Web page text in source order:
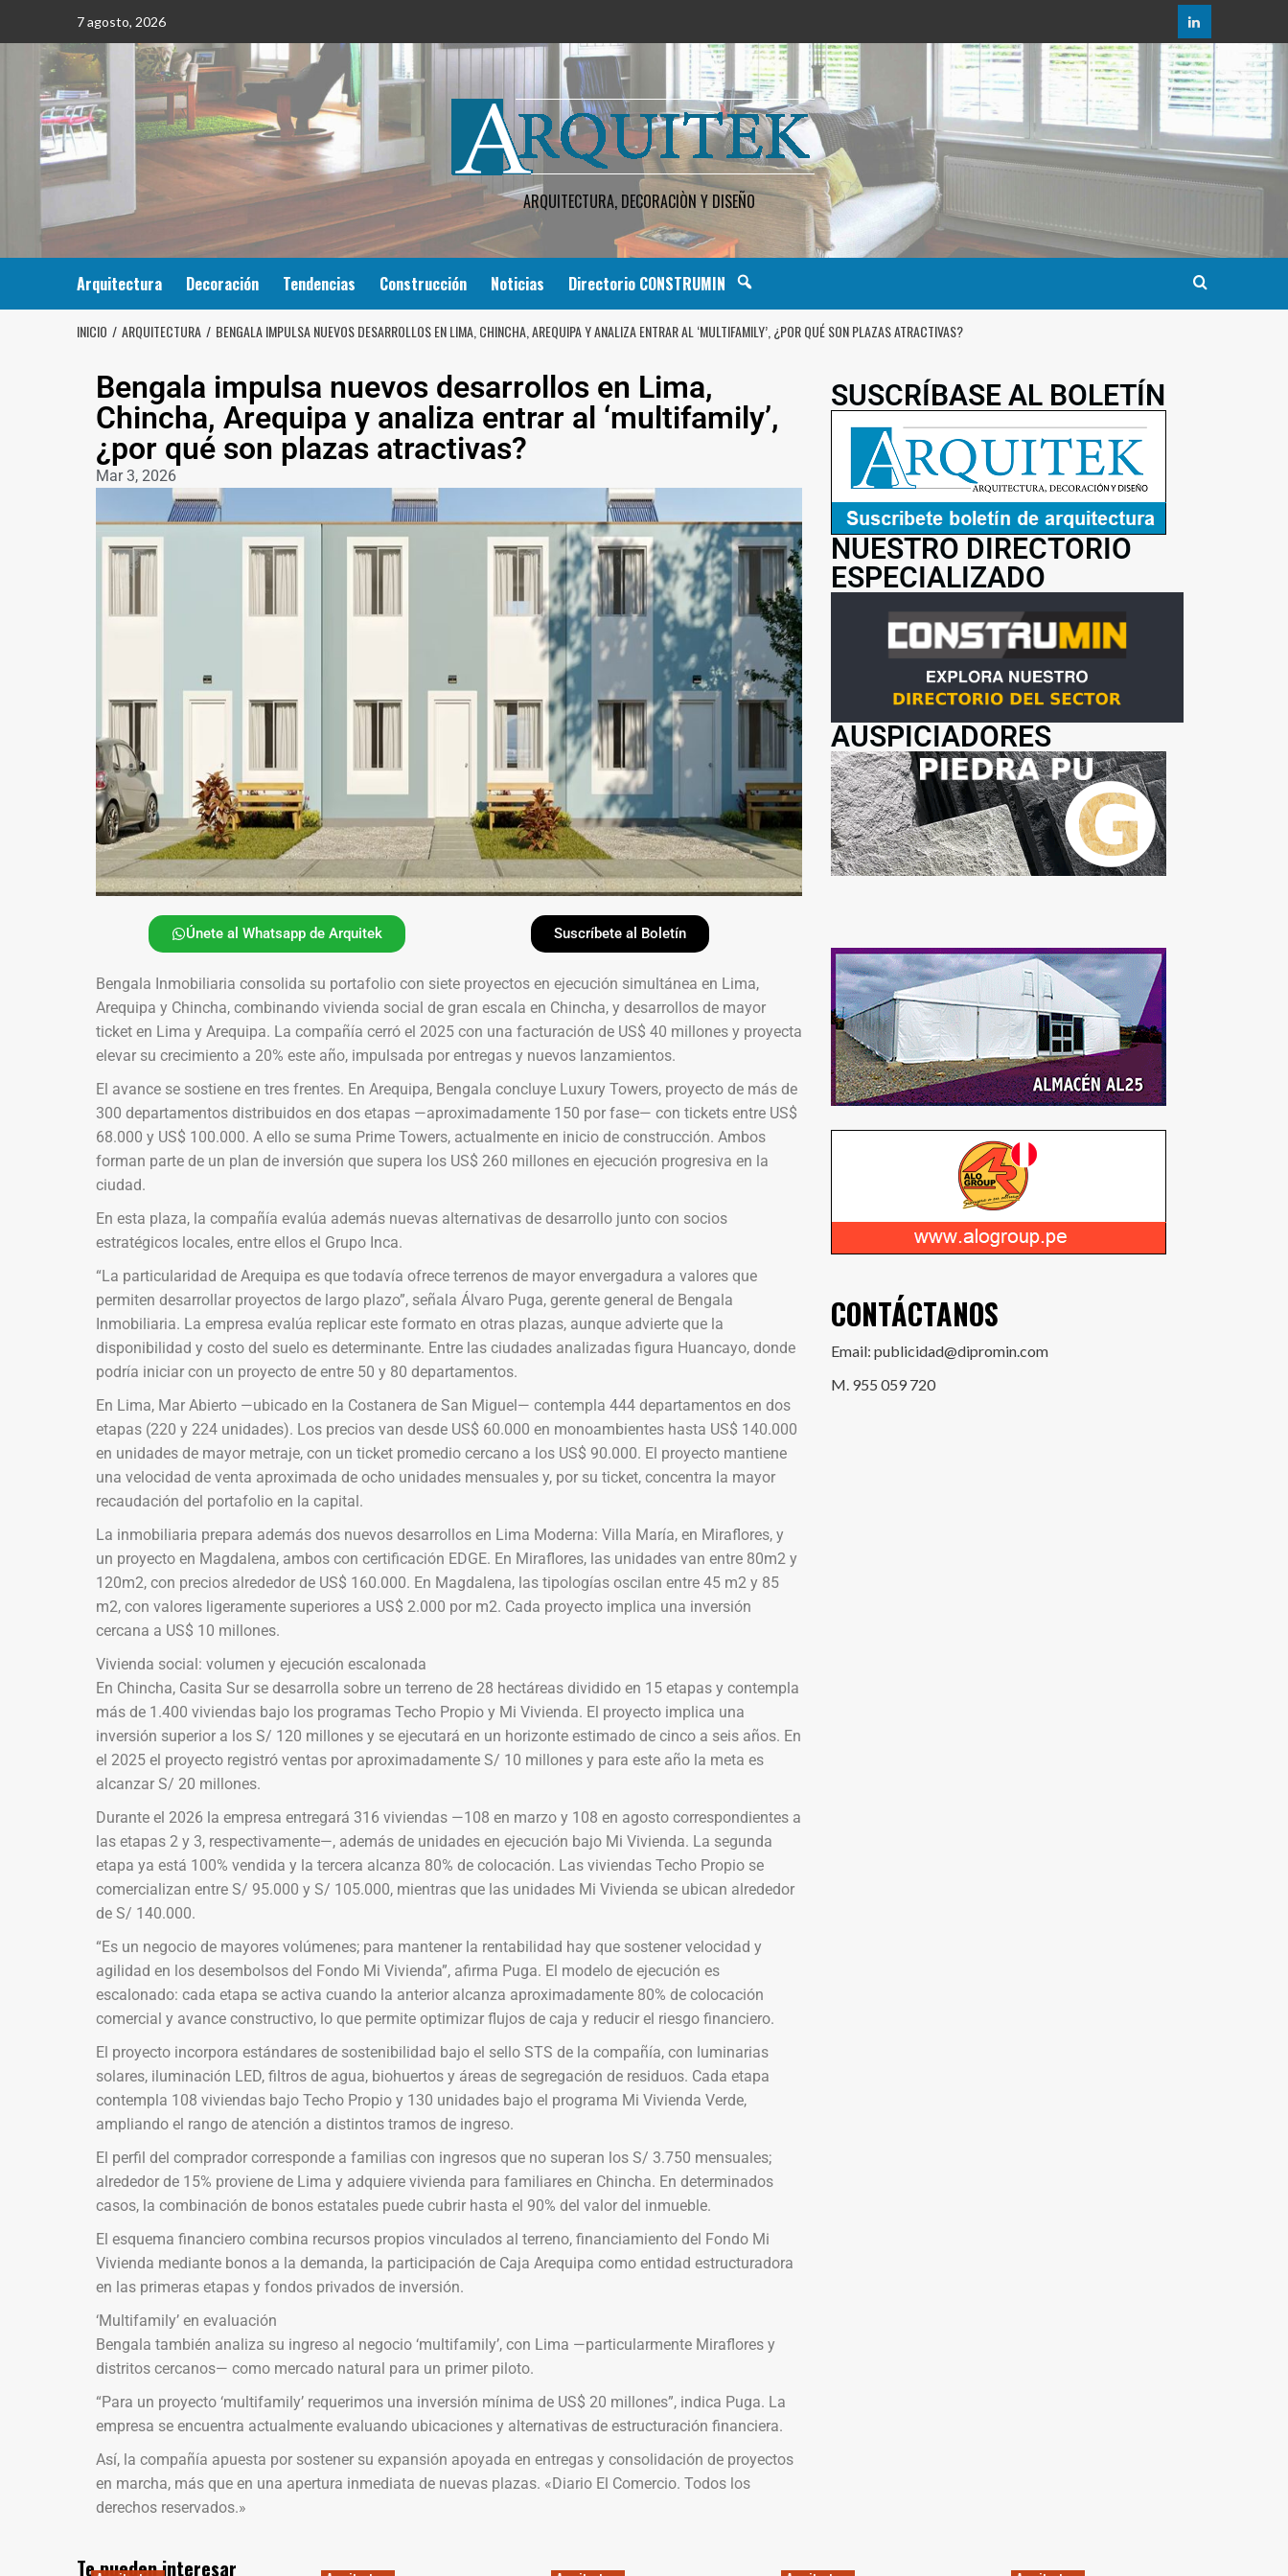
7 agosto, 2026
ARQUITECTURA, DECORACIÒN Y DISEÑO
Arquitectura Decoración Tendencias Construcción Noticias Directorio CONSTRUMIN
INICIO ARQUITECTURA BENGALA IMPULSA NUEVOS DESARROLLOS EN LIMA, CHINCHA, AREQUIPA Y ANALIZA ENTRAR AL ‘MULTIFAMILY’, ¿POR QUÉ SON PLAZAS ATRACTIVAS?
Bengala impulsa nuevos desarrollos en Lima,
Chincha, Arequipa y analiza entrar al ‘multifamily’,
¿por qué son plazas atractivas?
Mar 3, 2026
Únete al Whatsapp de Arquitek Suscríbete al Boletín
Bengala Inmobiliaria consolida su portafolio con siete proyectos en ejecución simultánea en Lima,
Arequipa y Chincha, combinando vivienda social de gran escala en Chincha, y desarrollos de mayor
ticket en Lima y Arequipa. La compañía cerró el 2025 con una facturación de US$ 40 millones y proyecta
elevar su crecimiento a 20% este año, impulsada por entregas y nuevos lanzamientos.
El avance se sostiene en tres frentes. En Arequipa, Bengala concluye Luxury Towers, proyecto de más de
300 departamentos distribuidos en dos etapas —aproximadamente 150 por fase— con tickets entre US$
68.000 y US$ 100.000. A ello se suma Prime Towers, actualmente en inicio de construcción. Ambos
forman parte de un plan de inversión que supera los US$ 260 millones en ejecución progresiva en la
ciudad.
En esta plaza, la compañía evalúa además nuevas alternativas de desarrollo junto con socios
estratégicos locales, entre ellos el Grupo Inca.
“La particularidad de Arequipa es que todavía ofrece terrenos de mayor envergadura a valores que
permiten desarrollar proyectos de largo plazo”, señala Álvaro Puga, gerente general de Bengala
Inmobiliaria. La empresa evalúa replicar este formato en otras plazas, aunque advierte que la
disponibilidad y costo del suelo es determinante. Entre las ciudades analizadas figura Huancayo, donde
podría iniciar con un proyecto de entre 50 y 80 departamentos.
En Lima, Mar Abierto —ubicado en la Costanera de San Miguel— contempla 444 departamentos en dos
etapas (220 y 224 unidades). Los precios van desde US$ 60.000 en monoambientes hasta US$ 140.000
en unidades de mayor metraje, con un ticket promedio cercano a los US$ 90.000. El proyecto mantiene
una velocidad de venta aproximada de ocho unidades mensuales y, por su ticket, concentra la mayor
recaudación del portafolio en la capital.
La inmobiliaria prepara además dos nuevos desarrollos en Lima Moderna: Villa María, en Miraflores, y
un proyecto en Magdalena, ambos con certificación EDGE. En Miraflores, las unidades van entre 80m2 y
120m2, con precios alrededor de US$ 160.000. En Magdalena, las tipologías oscilan entre 45 m2 y 85
m2, con valores ligeramente superiores a US$ 2.000 por m2. Cada proyecto implica una inversión
cercana a US$ 10 millones.
Vivienda social: volumen y ejecución escalonada
En Chincha, Casita Sur se desarrolla sobre un terreno de 28 hectáreas dividido en 15 etapas y contempla
más de 1.400 viviendas bajo los programas Techo Propio y Mi Vivienda. El proyecto implica una
inversión superior a los S/ 120 millones y se ejecutará en un horizonte estimado de cinco a seis años. En
el 2025 el proyecto registró ventas por aproximadamente S/ 10 millones y para este año la meta es
alcanzar S/ 20 millones.
Durante el 2026 la empresa entregará 316 viviendas —108 en marzo y 108 en agosto correspondientes a
las etapas 2 y 3, respectivamente—, además de unidades en ejecución bajo Mi Vivienda. La segunda
etapa ya está 100% vendida y la tercera alcanza 80% de colocación. Las viviendas Techo Propio se
comercializan entre S/ 95.000 y S/ 105.000, mientras que las unidades Mi Vivienda se ubican alrededor
de S/ 140.000.
“Es un negocio de mayores volúmenes; para mantener la rentabilidad hay que sostener velocidad y
agilidad en los desembolsos del Fondo Mi Vivienda”, afirma Puga. El modelo de ejecución es
escalonado: cada etapa se activa cuando la anterior alcanza aproximadamente 80% de colocación
comercial y avance constructivo, lo que permite optimizar flujos de caja y reducir el riesgo financiero.
El proyecto incorpora estándares de sostenibilidad bajo el sello STS de la compañía, con luminarias
solares, iluminación LED, filtros de agua, biohuertos y áreas de segregación de residuos. Cada etapa
contempla 108 viviendas bajo Techo Propio y 130 unidades bajo el programa Mi Vivienda Verde,
ampliando el rango de atención a distintos tramos de ingreso.
El perfil del comprador corresponde a familias con ingresos que no superan los S/ 3.750 mensuales;
alrededor de 15% proviene de Lima y adquiere vivienda para familiares en Chincha. En determinados
casos, la combinación de bonos estatales puede cubrir hasta el 90% del valor del inmueble.
El esquema financiero combina recursos propios vinculados al terreno, financiamiento del Fondo Mi
Vivienda mediante bonos a la demanda, la participación de Caja Arequipa como entidad estructuradora
en las primeras etapas y fondos privados de inversión.
‘Multifamily’ en evaluación
Bengala también analiza su ingreso al negocio ‘multifamily’, con Lima —particularmente Miraflores y
distritos cercanos— como mercado natural para un primer piloto.
“Para un proyecto ‘multifamily’ requerimos una inversión mínima de US$ 20 millones”, indica Puga. La
empresa se encuentra actualmente evaluando ubicaciones y alternativas de estructuración financiera.
Así, la compañía apuesta por sostener su expansión apoyada en entregas y consolidación de proyectos
en marcha, más que en una apertura inmediata de nuevas plazas. «Diario El Comercio. Todos los
derechos reservados.»
SUSCRÍBASE AL BOLETÍN
NUESTRO DIRECTORIO
ESPECIALIZADO
AUSPICIADORES
CONTÁCTANOS
Email: publicidad@dipromin.com
M. 955 059 720
Te pueden interesar